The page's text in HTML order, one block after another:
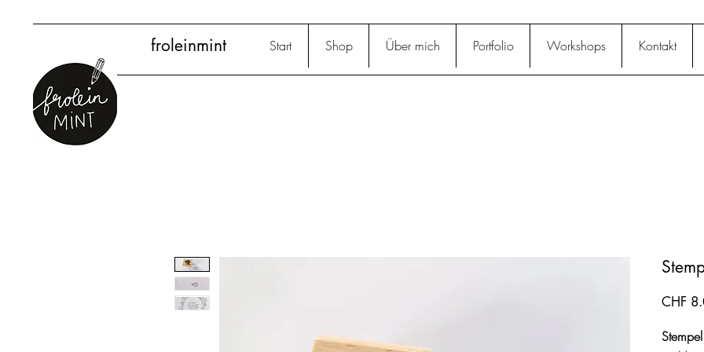
Start Shop Über mich Portfolio Workshops Kontakt
froleinmint
CHF